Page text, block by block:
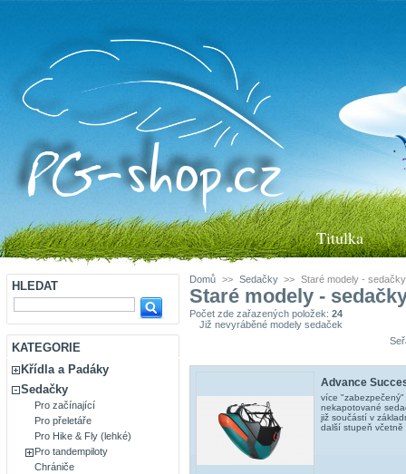
Titulka
HLEDAT
KATEGORIE
Křídla a Padáky
Sedačky
Pro začínající
Pro přeletáře
Pro Hike & Fly (lehké)
Pro tandempiloty
Chrániče
Domů >> Sedačky >> Staré modely - sedačky
Staré modely -
Počet zde zařazených položek:24
Již nevyráběné modely sedaček
Advance
více
nekapotované
již součástí v
další stupeň včetně